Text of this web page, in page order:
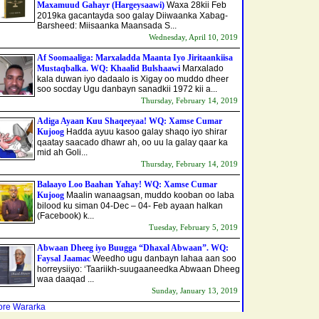
Maxamuud Gahayr (Hargeysaawi) Waxa 28kii Feb
2019ka gacantayda soo galay Diiwaanka Xabag-
Barsheed: Miisaanka Maansada S...
Wednesday, April 10, 2019
Af Soomaaliga: Marxaladda Maanta Iyo Jiritaankiisa
Mustaqbalka. WQ: Khaalid Bulshaawi Marxalado
kala duwan iyo dadaalo is Xigay oo muddo dheer
soo socday Ugu danbayn sanadkii 1972 kii a...
Thursday, February 14, 2019
Adiga Ayaan Kuu Shaqeeyaa! WQ: Xamse Cumar
Kujoog Hadda ayuu kasoo galay shaqo iyo shirar
qaatay saacado dhawr ah, oo uu la galay qaar ka
mid ah Goli...
Thursday, February 14, 2019
Balaayo Loo Baahan Yahay! WQ: Xamse Cumar
Kujoog Maalin wanaagsan, muddo kooban oo laba
bilood ku siman 04-Dec – 04- Feb ayaan halkan
(Facebook) k...
Tuesday, February 5, 2019
Abwaan Dheeg iyo Buugga “Dhaxal Abwaan”. WQ:
Faysal Jaamac Weedho ugu danbayn lahaa aan soo
horreysiiyo: ‘Taariikh-suugaaneedka Abwaan Dheeg
waa daaqad ...
Sunday, January 13, 2019
Wararka